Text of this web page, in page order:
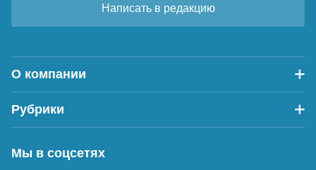
Написать в редакцию
О компании
Рубрики
Мы в соцсетях